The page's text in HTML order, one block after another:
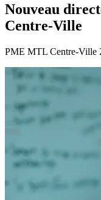
Nouveau
Centre-Ville
PME MTL Centre-Ville